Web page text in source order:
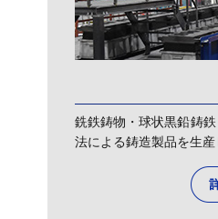
銑鉄鋳物・球状黒鉛鋳
法による鋳造製品を生産